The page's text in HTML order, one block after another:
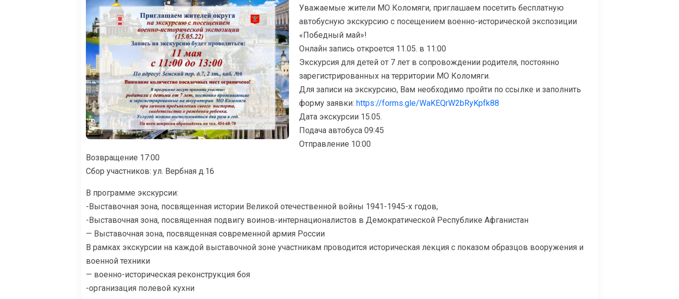
Уважаемые жители МО Коломяги, приглашаем посетить бесплатную
автобусную экскурсию с посещением военно-исторической экспозиции
«Победный май»!
Онлайн запись откроется 11.05. в 11:00
Экскурсия для детей от 7 лет в сопровождении родителя, постоянно
зарегистрированных на территории МО Коломяги.
Для записи на экскурсию, Вам необходимо пройти по ссылке и заполнить
форму заявки: https://forms.gle/WaKEQrW2bRyKpfk88
Дата экскурсии 15.05.
Подача автобуса 09:45
Отправление 10:00
Возвращение 17:00
Сбор участников: ул. Вербная д.16
В программе экскурсии:
-Выставочная зона, посвященная истории Великой отечественной войны 1941-1945-х годов,
-Выставочная зона, посвященная подвигу воинов-интернационалистов в Демократической Республике Афганистан
— Выставочная зона, посвященная современной армия России
В рамках экскурсии на каждой выставочной зоне участникам проводится историческая лекция с показом образцов вооружения и
военной техники
— военно-историческая реконструкция боя
-организация полевой кухни